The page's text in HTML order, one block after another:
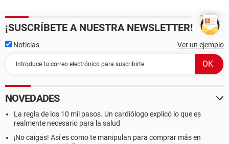
¡SUSCRÍBETE A NUESTRA NEWSLETTER!
Noticias Ver un ejemplo
NOVEDADES
La regla de los 10 mil pasos. Un cardiólogo explicó lo que es
realmente necesario para la salud
¡No caigas! Así es como te manipulan para comprar más en